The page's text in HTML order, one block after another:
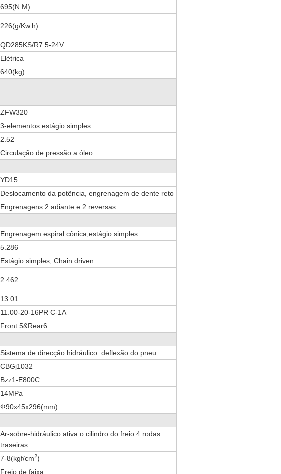
695(N.M)
226(g/Kw.h)
QD285KS/R7.5-24V
Elétrica
640(kg)
ZFW320
3-elementos.estágio simples
2.52
Circulação de pressão a óleo
YD15
Deslocamento da potência, engrenagem de dente reto
Engrenagens 2 adiante e 2 reversas
Engrenagem espiral cônica;estágio simples
5.286
Estágio simples; Chain driven
2.462
13.01
11.00-20-16PR C-1A
Front 5&Rear6
Sistema de direcção hidráulico .deflexão do pneu
CBGj1032
Bzz1-E800C
14MPa
Ф90x45x296(mm)
Ar-sobre-hidráulico ativa o cilindro do freio 4 rodas
traseiras
7-8(kgf/cm2)
Freio de faixa